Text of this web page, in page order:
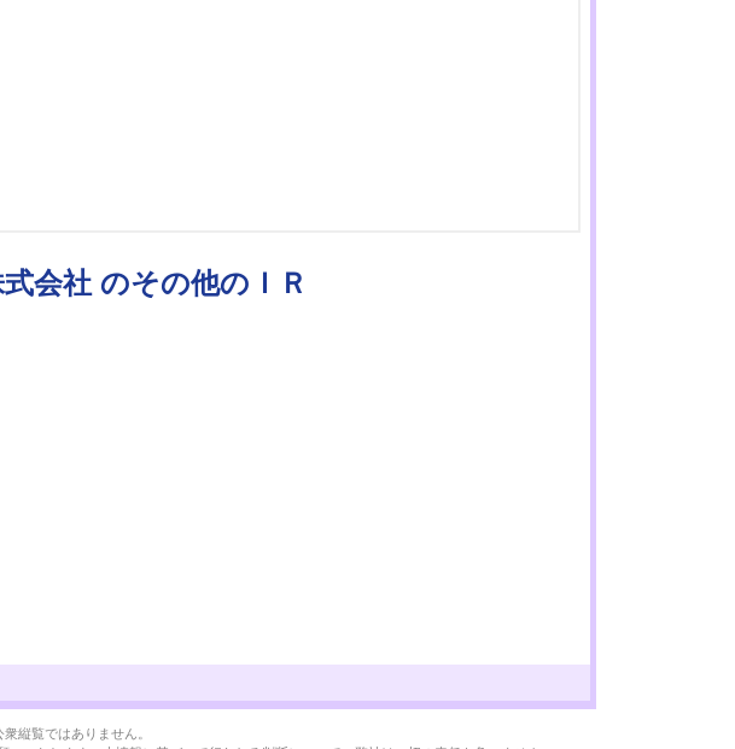
式会社 のその他のＩＲ
縦覧ではありません。